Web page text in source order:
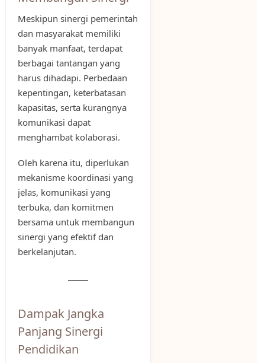
Meskipun sinergi pemerintah
dan masyarakat memiliki
banyak manfaat, terdapat
berbagai tantangan yang
harus dihadapi. Perbedaan
kepentingan, keterbatasan
kapasitas, serta kurangnya
komunikasi dapat
menghambat kolaborasi.
Oleh karena itu, diperlukan
mekanisme koordinasi yang
jelas, komunikasi yang
terbuka, dan komitmen
bersama untuk membangun
sinergi yang efektif dan
berkelanjutan.
Dampak Jangka
Panjang Sinergi
Pendidikan